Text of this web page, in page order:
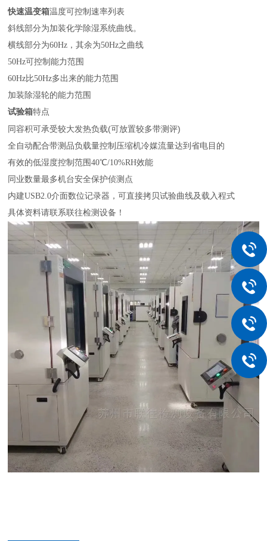
快速温变箱温度可控制速率列表
斜线部分为加装化学除湿系统曲线。
横线部分为60Hz，其余为50Hz之曲线
50Hz可控制能力范围
60Hz比50Hz多出来的能力范围
加装除湿轮的能力范围
试验箱特点
同容积可承受较大发热负载(可放置较多带测评)
全自动配合带测品负载量控制压缩机冷媒流量达到省电目的
有效的低湿度控制范围40℃/10%RH效能
同业数量最多机台安全保护侦测点
内建USB2.0介面数位记录器，可直接拷贝试验曲线及载入程式
具体资料请联系联往检测设备！